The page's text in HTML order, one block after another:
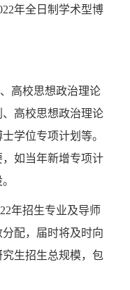
年全日制学术型博
高校思想政治理论
高校思想政治理论
学位专项计划等。
如当年新增专项计
年招生专业及导师
配，届时将及时向
生招生总规模，包